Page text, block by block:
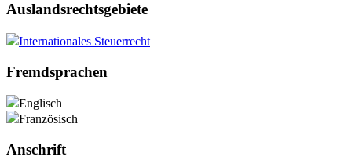
Auslandsrechtsgebiete
Internationales Steuerrecht
Fremdsprachen
Englisch
Französisch
Anschrift